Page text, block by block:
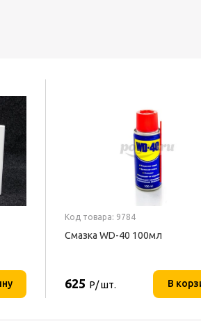
Код товара: 9784
Смазка WD-40 100мл
625 Р/ шт. В